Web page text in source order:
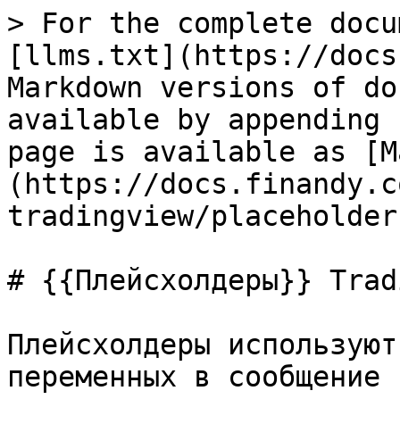
> For the complete
[llms.txt](https://
Markdown versions of
available by
page is available as
(https://
tradingview/
# {{Плейсхолдеры}}
Плейсхолдеры
переменных в сообщение